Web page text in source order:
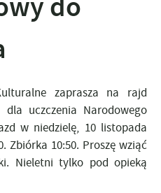
zaprasza na rajd
uczczenia Narodowego
w niedzielę, 10 listopada
Zbiórka 10:50. Proszę wziąć
Nieletni tylko pod opieką